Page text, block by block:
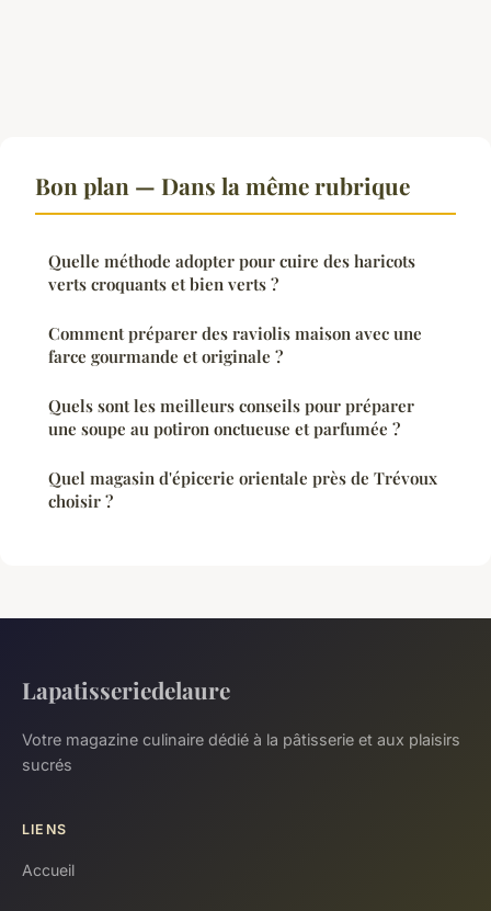
Bon plan — Dans la même rubrique
Quelle méthode adopter pour cuire des haricots
verts croquants et bien verts ?
Comment préparer des raviolis maison avec une
farce gourmande et originale ?
Quels sont les meilleurs conseils pour préparer
une soupe au potiron onctueuse et parfumée ?
Quel magasin d'épicerie orientale près de Trévoux
choisir ?
Lapatisseriedelaure
Votre magazine culinaire dédié à la pâtisserie et aux plaisirs
sucrés
LIENS
Accueil